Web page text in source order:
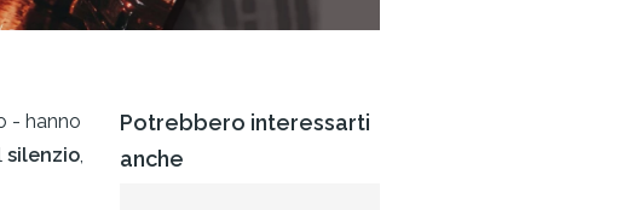
- hanno
silenzio,
Potrebbero interessarti
anche